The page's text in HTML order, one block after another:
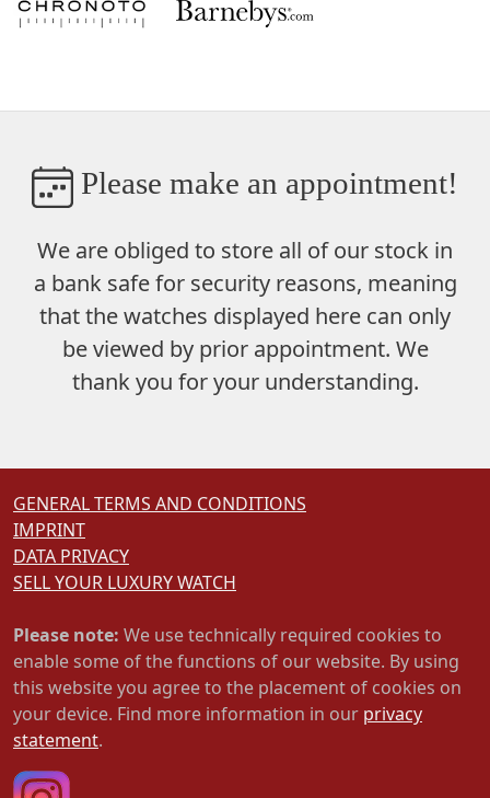
Please make an appointment!
We are obliged to store all of our stock in
a bank safefor security reasons, meaning
that the watches displayed here can only
be viewed by prior appointment. We
thank you for your understanding.
GENERAL TERMS AND CONDITIONS
IMPRINT
DATA PRIVACY
SELL YOUR LUXURY WATCH
Please note: We use technically required cookies to
enable some of the functions of our website. By using
this website you agree to the placement of cookies on
your device. Find more information in our privacy
statement.